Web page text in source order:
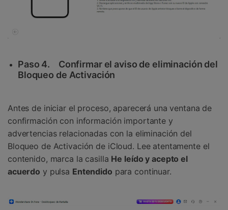
Paso 4.
Confirmar el aviso de eliminación del
Bloqueo de Activación
Antes de iniciar el proceso, aparecerá una ventana de
confirmación con información importante y
advertencias relacionadas con la eliminación del
Bloqueo de Activación de iCloud. Lee atentamente el
contenido, marca la casilla He leído y acepto el
acuerdo y pulsa Entendido para continuar.